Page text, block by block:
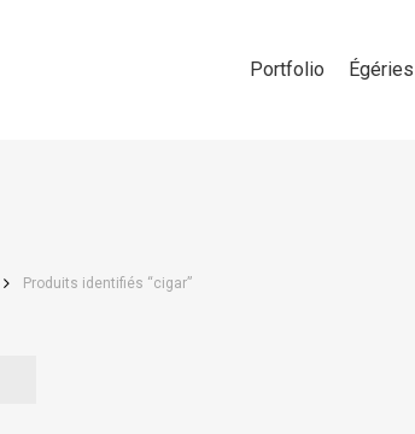
Portfolio Égéries
Produits identifiés “cigar”